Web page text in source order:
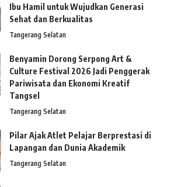
Ibu Hamil untuk Wujudkan Generasi
Sehat dan Berkualitas
Tangerang Selatan
Benyamin Dorong Serpong Art &
Culture Festival 2026 Jadi Penggerak
Pariwisata dan Ekonomi Kreatif
Tangsel
Tangerang Selatan
Pilar Ajak Atlet Pelajar Berprestasi di
Lapangan dan Dunia Akademik
Tangerang Selatan